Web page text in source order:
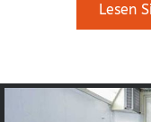
Lesen